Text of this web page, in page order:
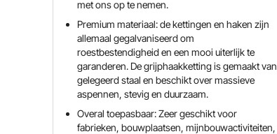
met ons op te nemen.
Premium materiaal: de kettingen en haken zijn
allemaal gegalvaniseerd om
roestbestendigheid en een mooi uiterlijk te
garanderen. De grijphaakketting is gemaakt van
gelegeerd staal en beschikt over massieve
aspennen, stevig en duurzaam.
Overal toepasbaar: Zeer geschikt voor
fabrieken, bouwplaatsen, mijnbouwactiviteiten,